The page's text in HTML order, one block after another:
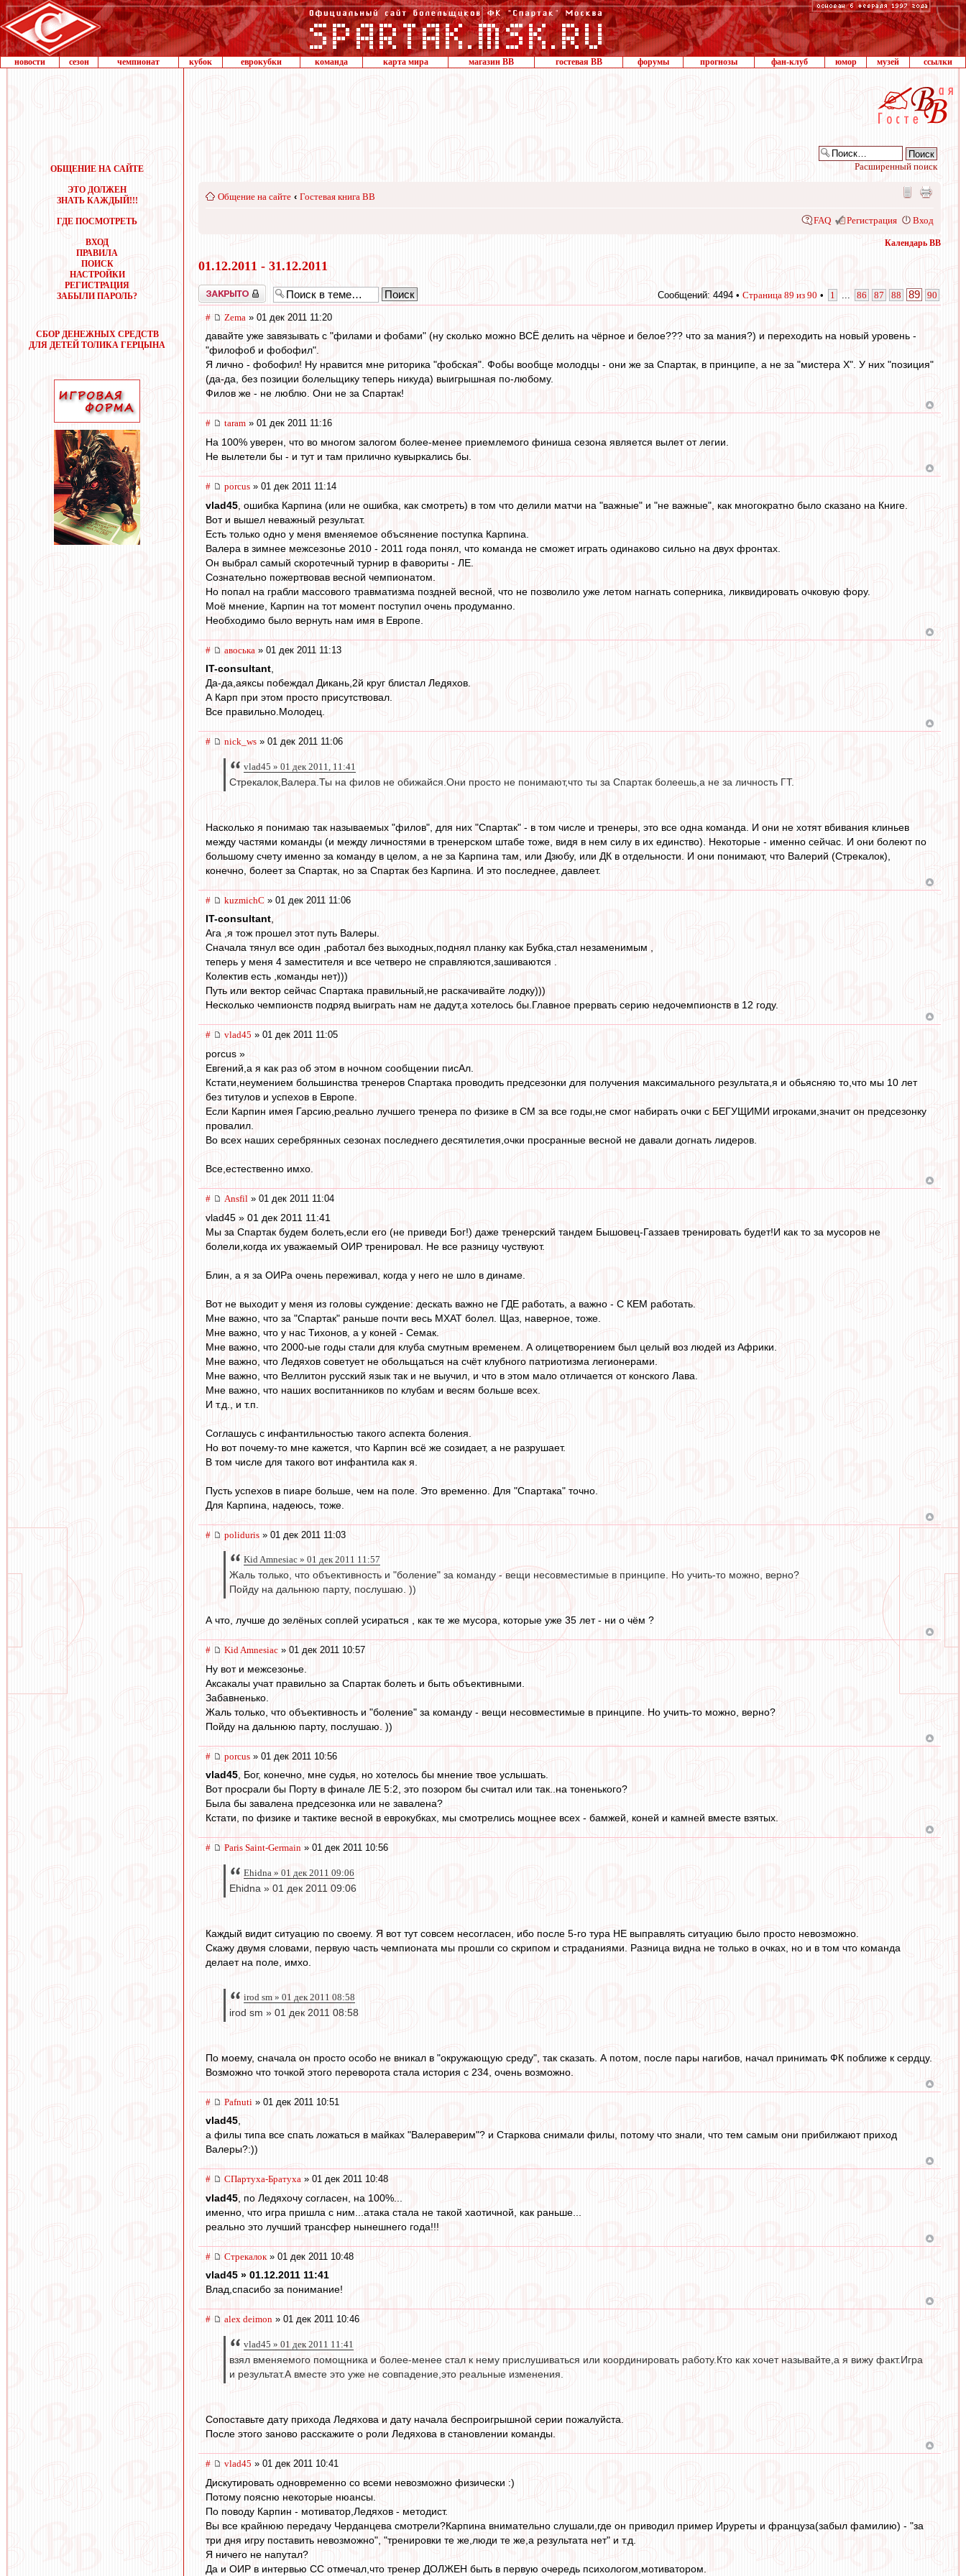
новости сезон чемпионат кубок еврокубки команда карта мира магазин ВВ гостевая ВВ форумы прогнозы фан-клуб юмор музей ссылки
ОБЩЕНИЕ НА САЙТЕ
ЭТО ДОЛЖЕН
ЗНАТЬ КАЖДЫЙ!!!
ГДЕ ПОСМОТРЕТЬ
ВХОД
ПРАВИЛА
ПОИСК
НАСТРОЙКИ
РЕГИСТРАЦИЯ
ЗАБЫЛИ ПАРОЛЬ?
СБОР ДЕНЕЖНЫХ СРЕДСТВ
ДЛЯ ДЕТЕЙ ТОЛИКА ГЕРЦЫНА
Расширенный поиск
Общение на сайте ‹ Гостевая книга ВВ
FAQ Регистрация Вход
Календарь ВВ
01.12.2011 - 31.12.2011
Закрыто Сообщений: 4494 • Страница 89 из 90 • 1 86 87 88 89 90
# Zema » 01 дек 2011 11:20
давайте уже завязывать с "филами и фобами" (ну сколько можно ВСЁ делить на чёрное и белое??? что за мания?) и переходить на новый уровень -
"филофоб и фобофил".
Я лично - фобофил! Ну нравится мне риторика "фобская". Фобы вообще молодцы - они же за Спартак, в принципе, а не за "мистера Х". У них "позиция"
(да-да, без позиции болельщику теперь никуда) выигрышная по-любому.
Филов же - не люблю. Они не за Спартак!
# taram » 01 дек 2011 11:16
На 100% уверен, что во многом залогом более-менее приемлемого финиша сезона является вылет от легии.
Не вылетели бы - и тут и там прилично кувыркались бы.
# porcus » 01 дек 2011 11:14
vlad45 , ошибка Карпина (или не ошибка, как смотреть) в том что делили матчи на "важные" и "не важные", как многократно было сказано на Книге.
Вот и вышел неважный результат.
Есть только одно у меня вменяемое объсянение поступка Карпина.
Валера в зимнее межсезонье 2010 - 2011 года понял, что команда не сможет играть одинаково сильно на двух фронтах.
Он выбрал самый скоротечный турнир в фавориты - ЛЕ.
Сознательно пожертвовав весной чемпионатом.
Но попал на грабли массового травматизма поздней весной, что не позволило уже летом нагнать соперника, ликвидировать очковую фору.
Моё мнение, Карпин на тот момент поступил очень продуманно.
Необходимо было вернуть нам имя в Европе.
# авоська » 01 дек 2011 11:13
IT-consultant,
Да-да,аяксы побеждал Дикань,2й круг блистал Ледяхов.
А Карп при этом просто присутствовал.
Все правильно.Молодец.
# nick_ws » 01 дек 2011 11:06
vlad45 » 01 дек 2011, 11:41
Стрекалок,Валера.Ты на филов не обижайся.Они просто не понимают,что ты за Спартак болеешь,а не за личность ГТ.
Насколько я понимаю так называемых "филов", для них "Спартак" - в том числе и тренеры, это все одна команда. И они не хотят вбивания клиньев
между частями команды (и между личностями в тренерском штабе тоже, видя в нем силу в их единство). Некоторые - именно сейчас. И они болеют по
большому счету именно за команду в целом, а не за Карпина там, или Дзюбу, или ДК в отдельности. И они понимают, что Валерий (Стрекалок),
конечно, болеет за Спартак, но за Спартак без Карпина. И это последнее, давлеет.
# kuzmichC » 01 дек 2011 11:06
IT-consultant,
Ага ,я тож прошел этот путь Валеры.
Сначала тянул все один ,работал без выходных,поднял планку как Бубка,стал незаменимым ,
теперь у меня 4 заместителя и все четверо не справляются,зашиваются .
Колектив есть ,команды нет)))
Путь или вектор сейчас Спартака правильный,не раскачивайте лодку)))
Несколько чемпионств подряд выиграть нам не дадут,а хотелось бы.Главное прервать серию недочемпионств в 12 году.
# vlad45 » 01 дек 2011 11:05
porcus »
Евгений,а я как раз об этом в ночном сообщении писАл.
Кстати,неумением большинства тренеров Спартака проводить предсезонки для получения максимального результата,я и обьясняю то,что мы 10 лет
без титулов и успехов в Европе.
Если Карпин имея Гарсию,реально лучшего тренера по физике в СМ за все годы,не смог набирать очки с БЕГУЩИМИ игроками,значит он предсезонку
провалил.
Во всех наших серебрянных сезонах последнего десятилетия,очки просранные весной не давали догнать лидеров.
Все,естественно имхо.
# Ansfil » 01 дек 2011 11:04
vlad45 » 01 дек 2011 11:41
Мы за Спартак будем болеть,если его (не приведи Бог!) даже тренерский тандем Бышовец-Газзаев тренировать будет!И как то за мусоров не
болели,когда их уважаемый ОИР тренировал. Не все разницу чуствуют.
Блин, а я за ОИРа очень переживал, когда у него не шло в динаме.
Вот не выходит у меня из головы суждение: дескать важно не ГДЕ работать, а важно - С КЕМ работать.
Мне важно, что за "Спартак" раньше почти весь МХАТ болел. Щаз, наверное, тоже.
Мне важно, что у нас Тихонов, а у коней - Семак.
Мне важно, что 2000-ые годы стали для клуба смутным временем. А олицетворением был целый воз людей из Африки.
Мне важно, что Ледяхов советует не обольщаться на счёт клубного патриотизма легионерами.
Мне важно, что Веллитон русский язык так и не выучил, и что в этом мало отличается от конского Лава.
Мне важно, что наших воспитанников по клубам и весям больше всех.
И т.д., и т.п.
Соглашусь с инфантильностью такого аспекта боления.
Но вот почему-то мне кажется, что Карпин всё же созидает, а не разрушает.
В том числе для такого вот инфантила как я.
Пусть успехов в пиаре больше, чем на поле. Это временно. Для "Спартака" точно.
Для Карпина, надеюсь, тоже.
# poliduris » 01 дек 2011 11:03
Kid Amnesiac » 01 дек 2011 11:57
Жаль только, что объективность и "боление" за команду - вещи несовместимые в принципе. Но учить-то можно, верно?
Пойду на дальнюю парту, послушаю. ))
А что, лучше до зелёных соплей усираться , как те же мусора, которые уже 35 лет - ни о чём ?
# Kid Amnesiac » 01 дек 2011 10:57
Ну вот и межсезонье.
Аксакалы учат правильно за Спартак болеть и быть объективными.
Забавненько.
Жаль только, что объективность и "боление" за команду - вещи несовместимые в принципе. Но учить-то можно, верно?
Пойду на дальнюю парту, послушаю. ))
# porcus » 01 дек 2011 10:56
vlad45, Бог, конечно, мне судья, но хотелось бы мнение твое услышать.
Вот просрали бы Порту в финале ЛЕ 5:2, это позором бы считал или так..на тоненького?
Была бы завалена предсезонка или не завалена?
Кстати, по физике и тактике весной в еврокубках, мы смотрелись мощнее всех - бамжей, коней и камней вместе взятых.
# Paris Saint-Germain » 01 дек 2011 10:56
Ehidna » 01 дек 2011 09:06
Ehidna » 01 дек 2011 09:06
Каждый видит ситуацию по своему. Я вот тут совсем несогласен, ибо после 5-го тура НЕ выправлять ситуацию было просто невозможно.
Скажу двумя словами, первую часть чемпионата мы прошли со скрипом и страданиями. Разница видна не только в очках, но и в том что команда
делает на поле, имхо.
irod sm » 01 дек 2011 08:58
irod sm » 01 дек 2011 08:58
По моему, сначала он просто особо не вникал в "окружающую среду", так сказать. А потом, после пары нагибов, начал принимать ФК поближе к сердцу.
Возможно что точкой этого переворота стала история с 234, очень возможно.
# Pafnuti » 01 дек 2011 10:51
vlad45,
а филы типа все спать ложаться в майках "Валераверим"? и Старкова снимали филы, потому что знали, что тем самым они прибилжают приход
Валеры?:))
# СПартуха-Братуха » 01 дек 2011 10:48
vlad45 , по Ледяхочу согласен, на 100%...
именно, что игра пришла с ним...атака стала не такой хаотичной, как раньше...
реально это лучший трансфер нынешнего года!!!
# Стрекалок » 01 дек 2011 10:48
vlad45 » 01.12.2011 11:41
Влад,спасибо за понимание!
# alex deimon » 01 дек 2011 10:46
vlad45 » 01 дек 2011 11:41
взял вменяемого помощника и более-менее стал к нему прислушиваться или координировать работу.Кто как хочет называйте,а я вижу факт.Игра
и результат.А вместе это уже не совпадение,это реальные изменения.
Сопоставьте дату прихода Ледяхова и дату начала беспроигрышной серии пожалуйста.
После этого заново расскажите о роли Ледяхова в становлении команды.
# vlad45 » 01 дек 2011 10:41
Дискутировать одновременно со всеми невозможно физически :)
Потому поясню некоторые нюансы.
По поводу Карпин - мотиватор,Ледяхов - методист.
Вы все крайнюю передачу Черданцева смотрели?Карпина внимательно слушали,где он приводил пример Ируреты и француза(забыл фамилию) - "за
три дня игру поставить невозможно", "тренировки те же,люди те же,а результата нет" и т.д.
Я ничего не напутал?
Да и ОИР в интервью СС отмечал,что тренер ДОЛЖЕН быть в первую очередь психологом,мотиватором.